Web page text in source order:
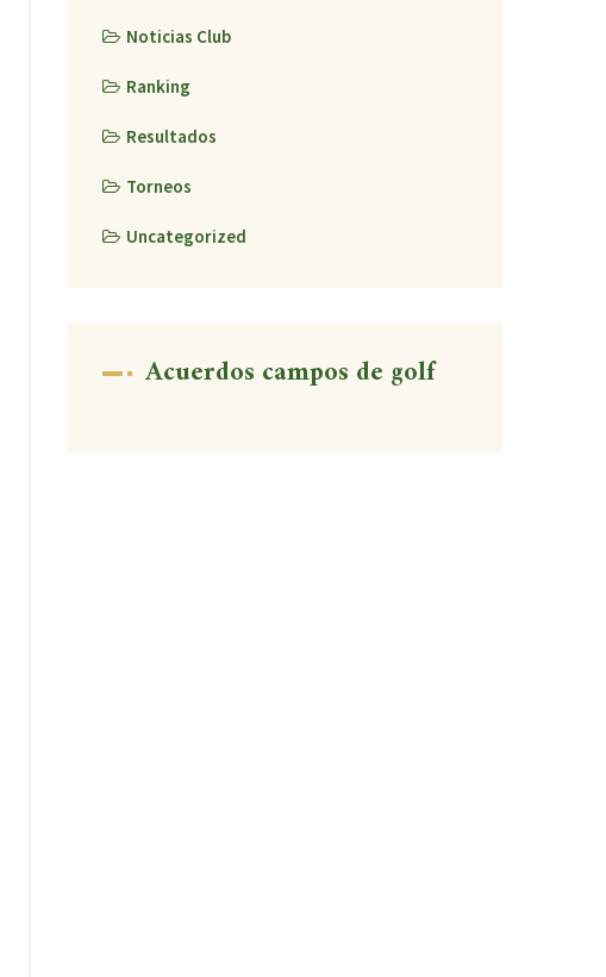
Noticias Club
Ranking
Resultados
Torneos
Uncategorized
Acuerdos campos de golf